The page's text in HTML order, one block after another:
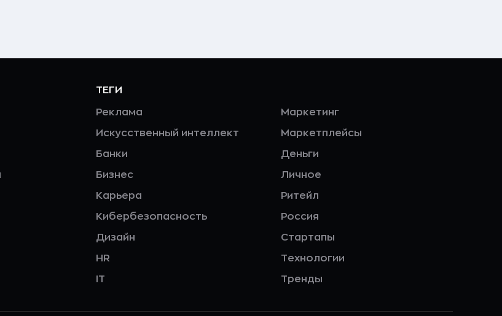
ТЕГИ
Реклама
Искусственный интеллект
Банки
Бизнес
Карьера
Кибербезопасность
Дизайн
HR
IT
Маркетинг
Маркетплейсы
Деньги
Личное
Ритейл
Россия
Стартапы
Технологии
Тренды